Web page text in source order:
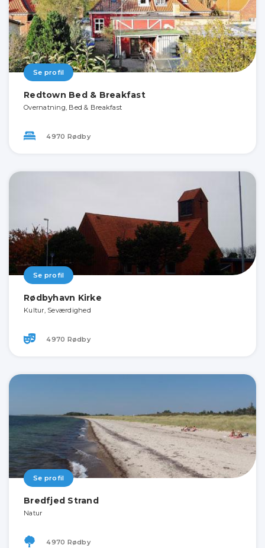
Se profil
Redtown Bed & Breakfast
Overnatning, Bed & Breakfast
4970 Rødby
Se profil
Rødbyhavn Kirke
Kultur, Seværdighed
4970 Rødby
Se profil
Bredfjed Strand
Natur
4970 Rødby